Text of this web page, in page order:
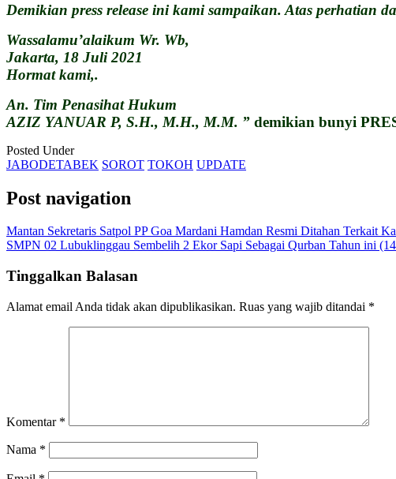
Demikian press release ini kami sampaikan. Atas perhatian
Wassalamu’alaikum Wr. Wb,
Jakarta, 18 Juli 2021
Hormat kami,.
An. Tim Penasihat Hukum
AZIZ YANUAR P, S.H., M.H., M.M. ” demikian bunyi
Posted Under
JABODETABEK SOROT TOKOH UPDATE
Post navigation
Mantan Sekretaris Satpol PP Goa Mardani Hamdan Resmi Ditahan Terkait
SMPN 02 Lubuklinggau Sembelih 2 Ekor Sapi Sebagai Qurban Tahun ini
Tinggalkan Balasan
Alamat email Anda tidak akan dipublikasikan. Ruas yang wajib ditandai *
Komentar *
Nama *